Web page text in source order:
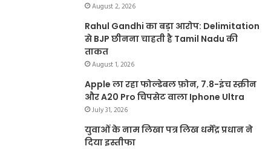
August 2, 2026
Rahul Gandhi का बड़ा आरोप: Delimitation
से BJP छीनना चाहती है Tamil Nadu की
ताकत
August 1, 2026
Apple ला रहा फोल्डेबल फ़ोन, 7.8-इंच स्क्रीन
और A20 Pro चिपसेट वाला Iphone Ultra
July 31, 2026
युवाओं के नाम लिखा पत्र लिख धर्मेंद्र प्रधान ने
दिया इस्तीफा